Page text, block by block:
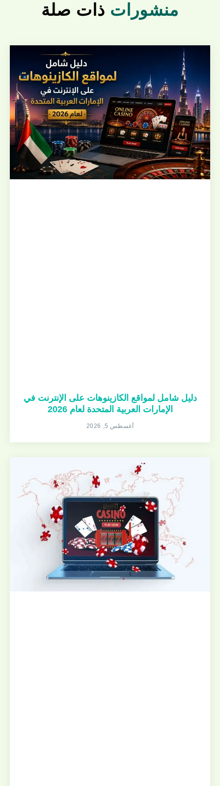
منشورات ذات صلة
دليل شامل لمواقع الكازينوهات على الإنترنت في
الإمارات العربية المتحدة لعام 2026
أغسطس 5, 2026